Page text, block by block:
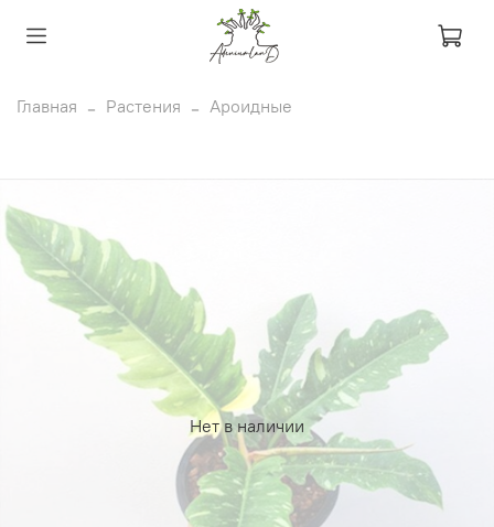
Главная Растения Ароидные
Нет в наличии